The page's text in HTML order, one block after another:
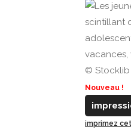
© Stocklib
Nouveau !
imprimez